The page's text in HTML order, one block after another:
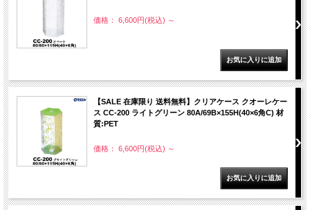
価格： 6,600円(税込) ～
【SALE 在庫限り 送料無料】クリアケース クオーレケー
ス CC-200 ライトグリーン 80A/69B×155H(40×6角C) 材
質:PET
価格： 6,600円(税込) ～